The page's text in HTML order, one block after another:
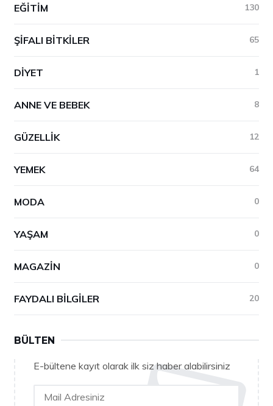
EĞITIM 130
ŞIFALI BITKILER 65
DIYET 1
ANNE VE BEBEK 8
GÜZELLIK 12
YEMEK 64
MODA 0
YAŞAM 0
MAGAZIN 0
FAYDALI BILGILER 20
BÜLTEN
E-bültene kayıt olarak ilk siz haber alabilirsiniz